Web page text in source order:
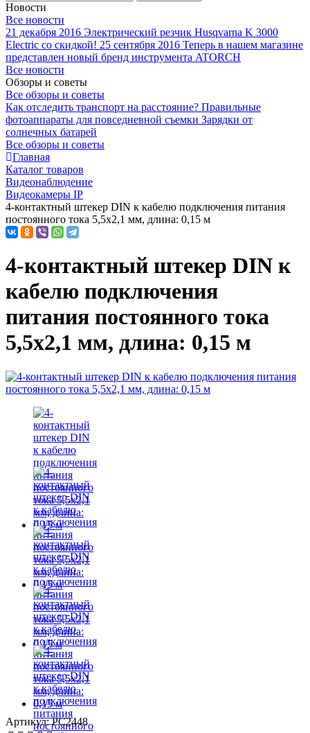
Новости
Все новости
21 декабря 2016 Электрический резчик Husqvarna K 3000
Electric со скидкой! 25 сентября 2016 Теперь в нашем магазине
представлен новый бренд инструмента ATORCH
Все новости
Обзоры и советы
Все обзоры и советы
Как отследить транспорт на расстояние? Правильные
фотоаппараты для повседневной съемки Зарядки от
солнечных батарей
Все обзоры и советы
Главная
Каталог товаров
Видеонаблюдение
Видеокамеры IP
4-контактный штекер DIN к кабелю подключения питания
постоянного тока 5,5x2,1 мм, длина: 0,15 м
4-контактный штекер DIN к
кабелю подключения
питания постоянного тока
5,5x2,1 мм, длина: 0,15 м
Артикул: PC2448